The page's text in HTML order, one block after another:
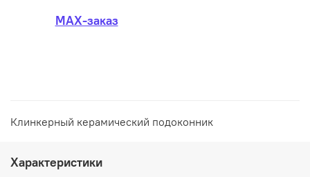
MAX-заказ
Клинкерный керамический подоконник
Характеристики